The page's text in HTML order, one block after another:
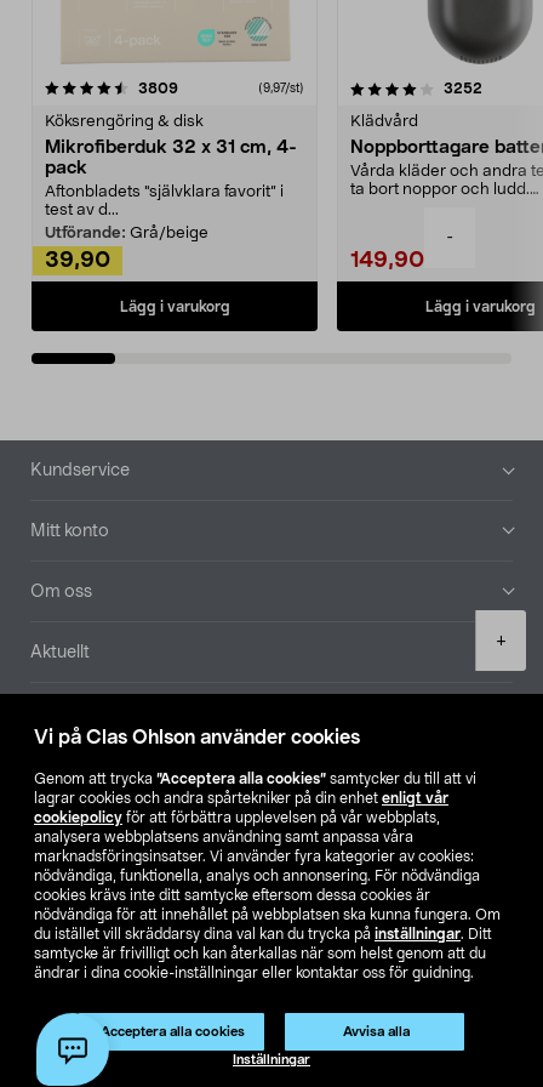
Vi på Clas Ohlson använder cookies
Genom att trycka ”Acceptera alla cookies” samtycker du till att vi
lagrar cookies och andra spårtekniker på din enhet enligt vår
cookiepolicy för att förbättra upplevelsen på vår webbplats,
analysera webbplatsens användning samt anpassa våra
marknadsföringsinsatser. Vi använder fyra kategorier av cookies:
nödvändiga, funktionella, analys och annonsering. För nödvändiga
cookies krävs inte ditt samtycke eftersom dessa cookies är
nödvändiga för att innehållet på webbplatsen ska kunna fungera. Om
du istället vill skräddarsy dina val kan du trycka på inställningar. Ditt
samtycke är frivilligt och kan återkallas när som helst genom att du
ändrar i dina cookie-inställningar eller kontaktar oss för guidning.
Acceptera alla cookies Avvisa alla
Inställningar
-
+
3809recensioner (9,97/st)
Köksrengöring & disk
Mikrofiberduk 32 x 31 cm, 4-
pack
Aftonbladets "självklara favorit” i
test av d...
Utförande: Grå/beige
39,90
Lägg i varukorg
4.0av 5 stjärnor 3252
Klädvård
Noppborttagare
Vårda kläder och andra
ta bort noppor och ludd.
149,90
Lägg i varukorg
4.5av 5 stjärnor
Sidfot
Kundservice
Mitt konto
Om oss
Aktuellt
Hitta butik
SE NO FI
Ändra till priser exklusive moms